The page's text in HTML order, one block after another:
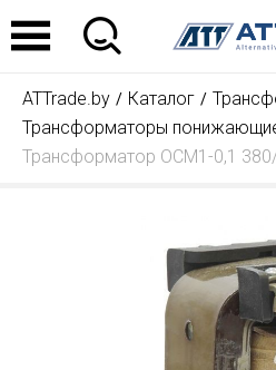
ATTrade.by Каталог
Трансформаторы
Трансформатор ОСМ1-0,1